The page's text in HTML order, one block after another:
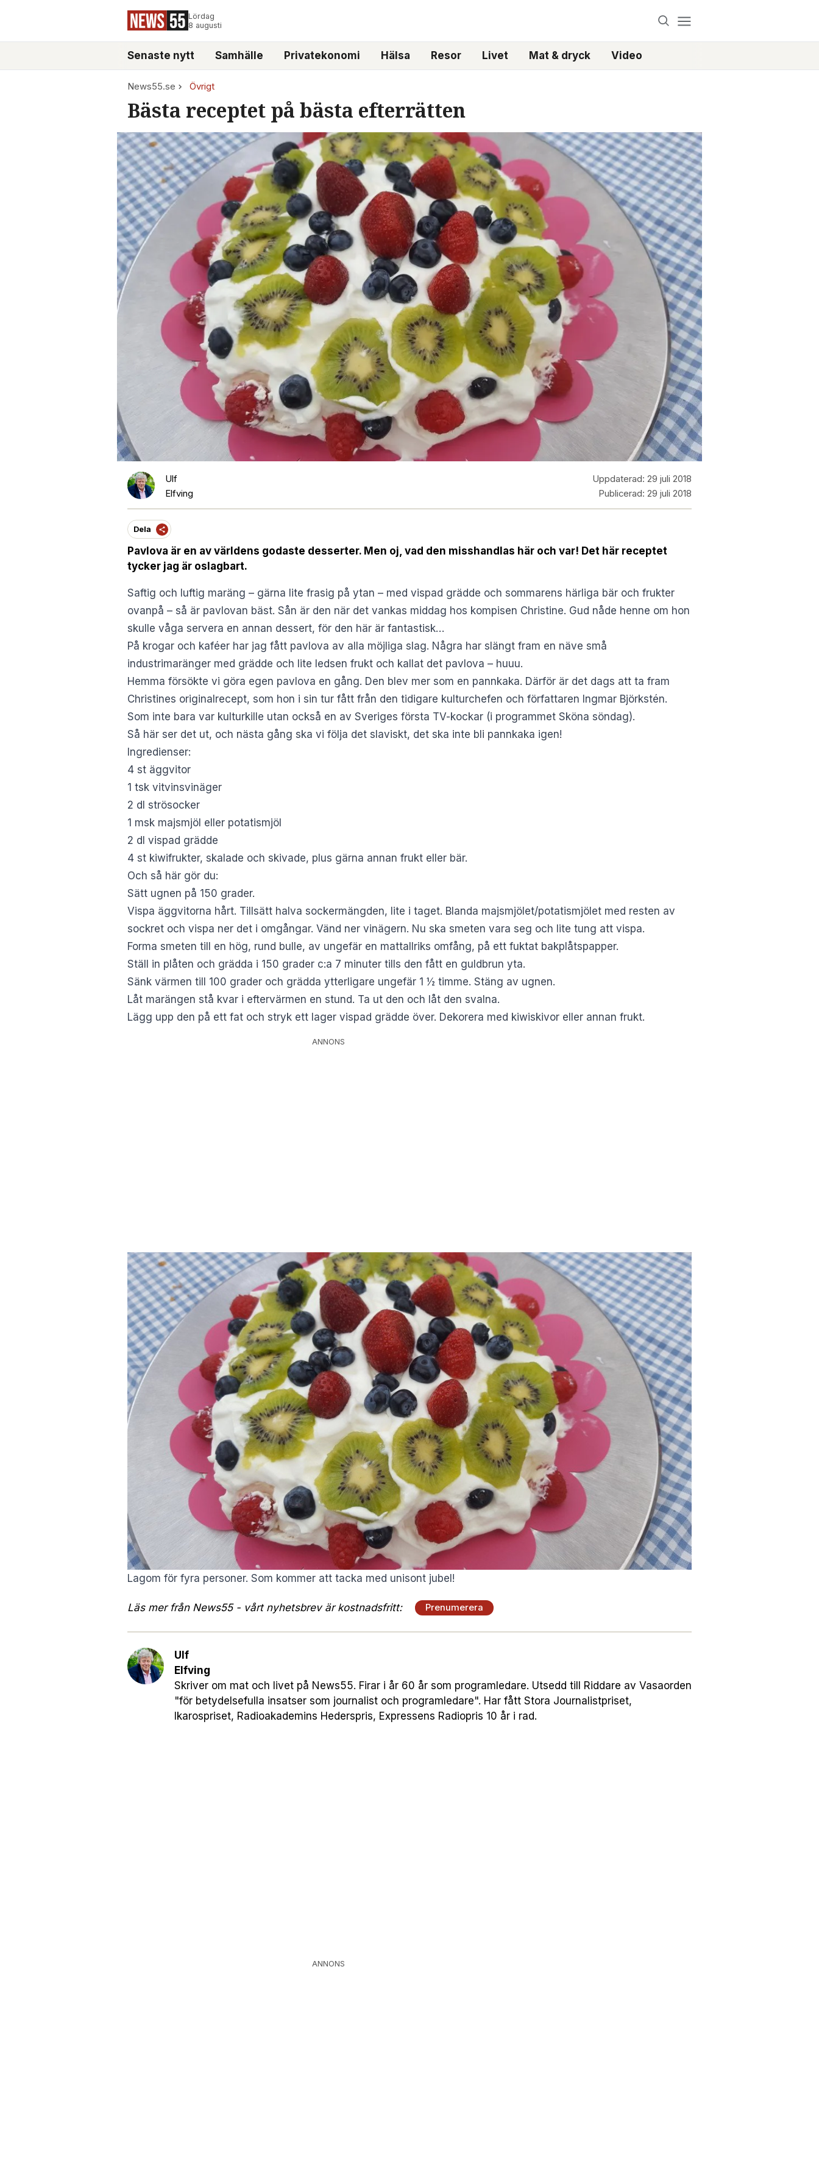
Lördag
8 augusti
Senaste nytt Samhälle Privatekonomi Hälsa Resor Livet Mat & dryck Video
News55.se Övrigt
Bästa receptet på bästa efterrätten
Ulf
Elfving
Uppdaterad: 29 juli 2018
Publicerad: 29 juli 2018
Dela
Pavlova är en av världens godaste desserter. Men oj, vad den misshandlas här och var! Det här receptet
tycker jag är oslagbart.
Saftig och luftig maräng – gärna lite frasig på ytan – med vispad grädde och sommarens härliga bär och frukter
ovanpå – så är pavlovan bäst. Sån är den när det vankas middag hos kompisen Christine. Gud nåde henne om hon
skulle våga servera en annan dessert, för den här är fantastisk…
På krogar och kaféer har jag fått pavlova av alla möjliga slag. Några har slängt fram en näve små
industrimaränger med grädde och lite ledsen frukt och kallat det pavlova – huuu.
Hemma försökte vi göra egen pavlova en gång. Den blev mer som en pannkaka. Därför är det dags att ta fram
Christines originalrecept, som hon i sin tur fått från den tidigare kulturchefen och författaren Ingmar Björkstén.
Som inte bara var kulturkille utan också en av Sveriges första TV-kockar (i programmet Sköna söndag).
Så här ser det ut, och nästa gång ska vi följa det slaviskt, det ska inte bli pannkaka igen!
Ingredienser:
4 st äggvitor
1 tsk vitvinsvinäger
2 dl strösocker
1 msk majsmjöl eller potatismjöl
2 dl vispad grädde
4 st kiwifrukter, skalade och skivade, plus gärna annan frukt eller bär.
Och så här gör du:
Sätt ugnen på 150 grader.
Vispa äggvitorna hårt. Tillsätt halva sockermängden, lite i taget. Blanda majsmjölet/potatismjölet med resten av
sockret och vispa ner det i omgångar. Vänd ner vinägern. Nu ska smeten vara seg och lite tung att vispa.
Forma smeten till en hög, rund bulle, av ungefär en mattallriks omfång, på ett fuktat bakplåtspapper.
Ställ in plåten och grädda i 150 grader c:a 7 minuter tills den fått en guldbrun yta.
Sänk värmen till 100 grader och grädda ytterligare ungefär 1 ½ timme. Stäng av ugnen.
Låt marängen stå kvar i eftervärmen en stund. Ta ut den och låt den svalna.
Lägg upp den på ett fat och stryk ett lager vispad grädde över. Dekorera med kiwiskivor eller annan frukt.
ANNONS
Lagom för fyra personer. Som kommer att tacka med unisont jubel!
Läs mer från News55 - vårt nyhetsbrev är kostnadsfritt: Prenumerera
Ulf
Elfving
Skriver om mat och livet på News55. Firar i år 60 år som programledare. Utsedd till Riddare av Vasaorden
"för betydelsefulla insatser som journalist och programledare". Har fått Stora Journalistpriset,
Ikarospriset, Radioakademins Hederspris, Expressens Radiopris 10 år i rad.
ANNONS